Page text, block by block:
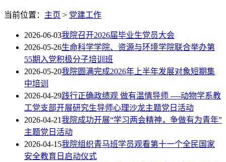
当前位置： 主页 > 党建工作
2026-06-03我院召开2026届毕业生党员大会
2026-05-26生命科学学院、资源与环境学院联合举办第
55期入党积极分子培训班
2026-05-20我院圆满完成2026年上半年发展对象短期集
中培训
2026-04-29践行正确政绩观 做有温情导师 ----动物学系教
工党支部开展研究生导师心理沙龙主题党日活动
2026-04-21我院成功开展“学习两会精神，争做有为青年”
主题党日活动
2026-04-15我院组织青马班学员观看第十一个全民国家
安全教育日启动仪式